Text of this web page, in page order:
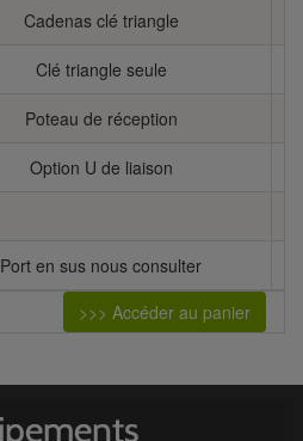
Cadenas clé triangle
Clé triangle seule
Poteau de réception
Option U de liaison
Port en sus nous consulter
>>> Accéder au panier